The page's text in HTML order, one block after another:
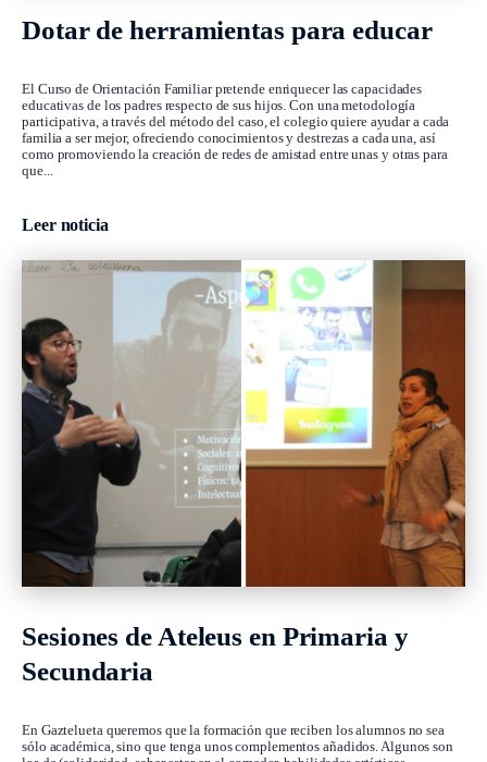
Dotar de herramientas para educar
El Curso de Orientación Familiar pretende enriquecer las capacidades
educativas de los padres respecto de sus hijos. Con una metodología
participativa, a través del método del caso, el colegio quiere ayudar a cada
familia a ser mejor, ofreciendo conocimientos y destrezas a cada una, así
como promoviendo la creación de redes de amistad entre unas y otras para
que...
Leer noticia
Sesiones de Ateleus en Primaria y
Secundaria
En Gaztelueta queremos que la formación que reciben los alumnos no sea
sólo académica, sino que tenga unos complementos añadidos. Algunos son